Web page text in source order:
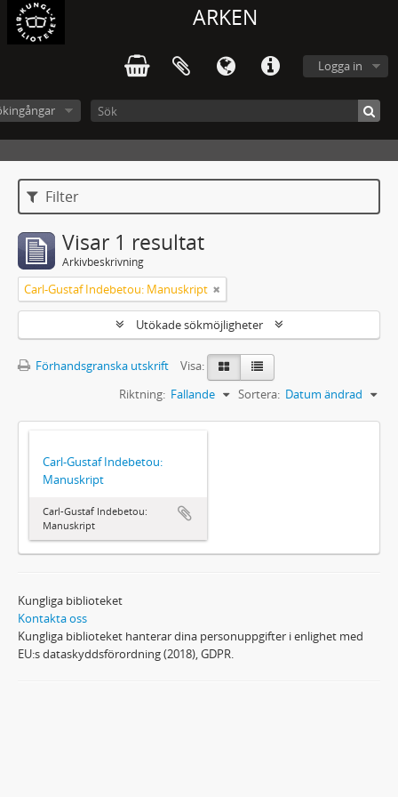
ARKEN
Logga in
Filter
Visar 1 resultat
Arkivbeskrivning
Carl-Gustaf Indebetou: Manuskript
Utökade sökmöjligheter
Förhandsgranska utskrift
Visa:
Sortera: Datum ändrad
Riktning: Fallande
Carl-Gustaf Indebetou:
Manuskript
Carl-Gustaf Indebetou:
Manuskript
Kungliga biblioteket
Kontakta oss
Kungliga biblioteket hanterar dina personuppgifter i enlighet med
EU:s dataskyddsförordning (2018), GDPR.